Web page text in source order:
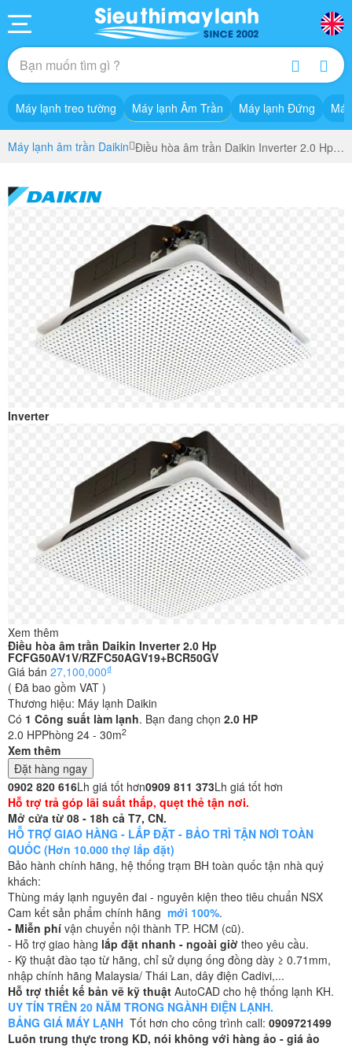
Máy lạnh treo tường Máy lạnh Âm Trần Máy lạnh Đứng
Máy lạnh âm trần Daikin Điều hòa âm trần Daikin Inverter 2.0 Hp FCFG50AV1V/RZFC50AGV19+BCR50GV
Inverter
Xem thêm
Điều hòa âm trần Daikin Inverter 2.0 Hp
FCFG50AV1V/RZFC50AGV19+BCR50GV
Giá bán 27,100,000₫
( Đã bao gồm VAT )
Thương hiệu: Máy lạnh Daikin
Có 1 Công suất làm lạnh. Bạn đang chọn 2.0 HP
2.0 HPPhòng 24 - 30m2
Xem thêm
Đặt hàng ngay
0902 820 616Lh giá tốt hơn0909 811 373Lh giá tốt hơn
Hỗ trợ trả góp lãi suất thấp, quẹt thẻ tận nơi.
Mở cửa từ 08 - 18h cả T7, CN.
HỖ TRỢ GIAO HÀNG - LẮP ĐẶT - BẢO TRÌ TẬN NƠI TOÀN
QUỐC (Hơn 10.000 thợ lắp đặt)
Bảo hành chính hãng, hệ thống trạm BH toàn quốc tận nhà quý
khách:
Thùng máy lạnh nguyên đai - nguyên kiện theo tiêu chuẩn NSX
Cam kết sản phẩm chính hãng mới 100%.
- Miễn phí vận chuyển nội thành TP. HCM (cũ).
- Hỗ trợ giao hàng lắp đặt nhanh - ngoài giờ theo yêu cầu.
- Kỹ thuật đào tạo từ hãng, chỉ sử dụng ống đồng dày ≥ 0.71mm,
nhập chính hãng Malaysia/ Thái Lan, dây điện Cadivi,...
Hỗ trợ thiết kế bản vẽ kỹ thuật AutoCAD cho hệ thống lạnh KH.
UY TÍN TRÊN 20 NĂM TRONG NGÀNH ĐIỆN LẠNH.
BẢNG GIÁ MÁY LẠNH Tốt hơn cho công trình call: 0909721499
Luôn trung thực trong KD, nói không với hàng ảo - giá ảo